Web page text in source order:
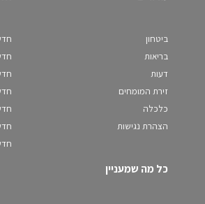
ביטחון
בריאות
דעות
זירת המומחים
כלכלה
הצהרת נגישות
כל מה שמעניין